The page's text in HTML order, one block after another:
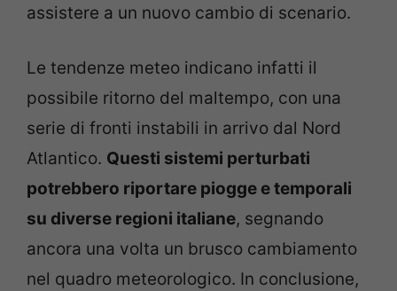
assistere a un nuovo cambio di scenario.
Le tendenze meteo indicano infatti il
possibile ritorno del maltempo, con una
serie di fronti instabili in arrivo dal Nord
Atlantico. Questi sistemi perturbati
potrebbero riportare piogge e temporali
su diverse regioni italiane, segnando
ancora una volta un brusco cambiamento
nel quadro meteorologico. In conclusione,